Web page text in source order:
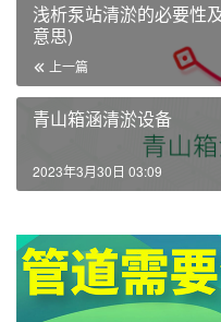
浅析泵站清淤的必要性
意思)
上一篇
青山箱涵清淤设备
2023年3月30日 03:09